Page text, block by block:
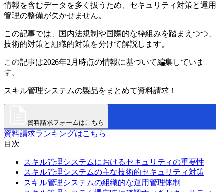
情報を含むデータを多く扱うため、セキュリティ対策と運用
管理の整備が欠かせません。
この記事では、国内法規制や国際的な枠組みを踏まえつつ、
技術的対策と組織的対策を分けて解説します。
この記事は2026年2月時点の情報に基づいて編集していま
す。
スキル管理システムの製品をまとめて資料請求！
資料請求フォームはこちら
資料請求ランキングはこちら
目次
スキル管理システムにおけるセキュリティの重要性
スキル管理システムの主な技術的セキュリティ対策
スキル管理システムの組織的な運用管理体制